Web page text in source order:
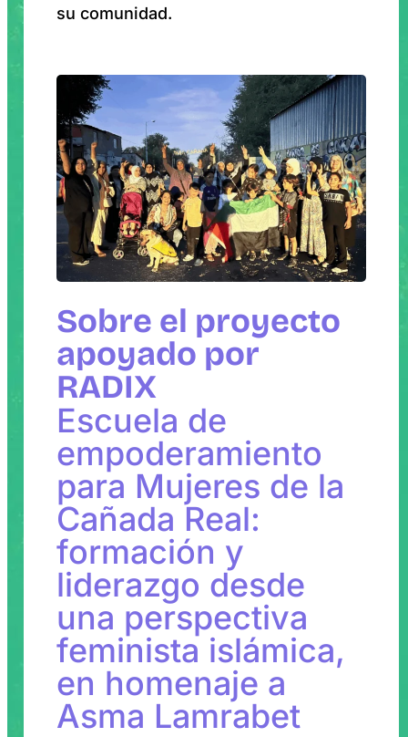
su comunidad.
Sobre el proyecto
apoyado por
RADIX
Escuela de
empoderamiento
para Mujeres de la
Cañada Real:
formación y
liderazgo desde
una perspectiva
feminista islámica,
en homenaje a
Asma Lamrabet